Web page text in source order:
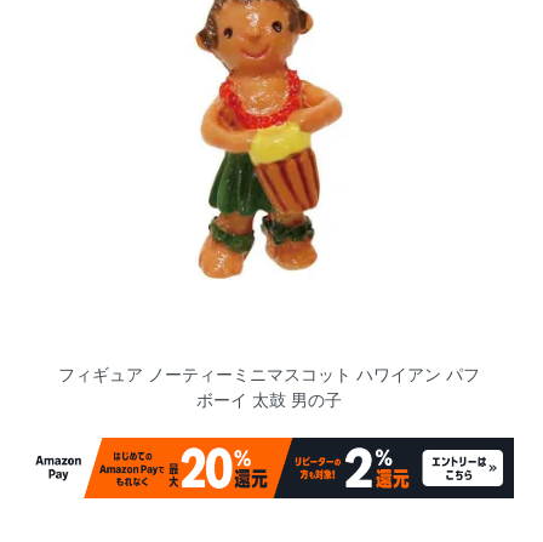
フィギュア ノーティーミニマスコット ハワイアン パフ
ボーイ 太鼓 男の子